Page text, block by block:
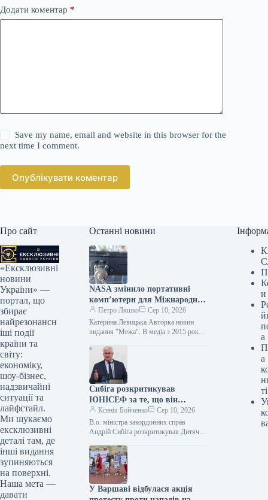
Додати коментар *
Save my name, email and website in this browser for the
next time I comment.
Опублікувати коментар
Про сайт
«Ексклюзивні
новини
України» —
портал, що
збирає
найрезонансн
іші події
країни та
світу:
економіку,
шоу-бізнес,
надзвичайні
ситуації та
лайфстайл.
Ми шукаємо
ексклюзивні
деталі там, де
інші видання
зупиняються
на поверхні.
Наша мета —
давати
Останні новини
NASA змінило портативні
комп’ютери для Міжнародної
космічної станції, щоб
уніфікувати використання
зарядних пристроїв.
Петро Ляшко
Сер 10, 2026
Катерина Левицька Авторка новин
видання "Межа". В медіа з 2015 року,
серпня, 02:25…
Сибіга розкритикував
ЮНІСЕФ за те, що він
поставив в один ряд агресора
та жертву, а також за заяви
щодо загибелі дітей в Україні
Ксенія Бойченко
Сер 10, 2026
В.о. міністра закордонних справ
Андрій Сибіга розкритикував Дитячий
серпня про загиблих і поранених…
У Варшаві відбулася акція
и
а
а
ті